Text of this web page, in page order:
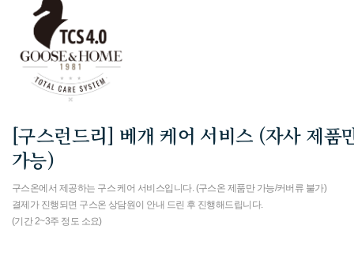
[구스런드리] 베개 케어 서비스 (자사 제품
가능)
구스온에서 제공하는 구스 케어 서비스입니다. (구스온 제품만 가능/커버류 불가)
결제가 진행되면 구스온 상담원이 안내 드린 후 진행해드립니다.
(기간 2~3주 정도 소요)